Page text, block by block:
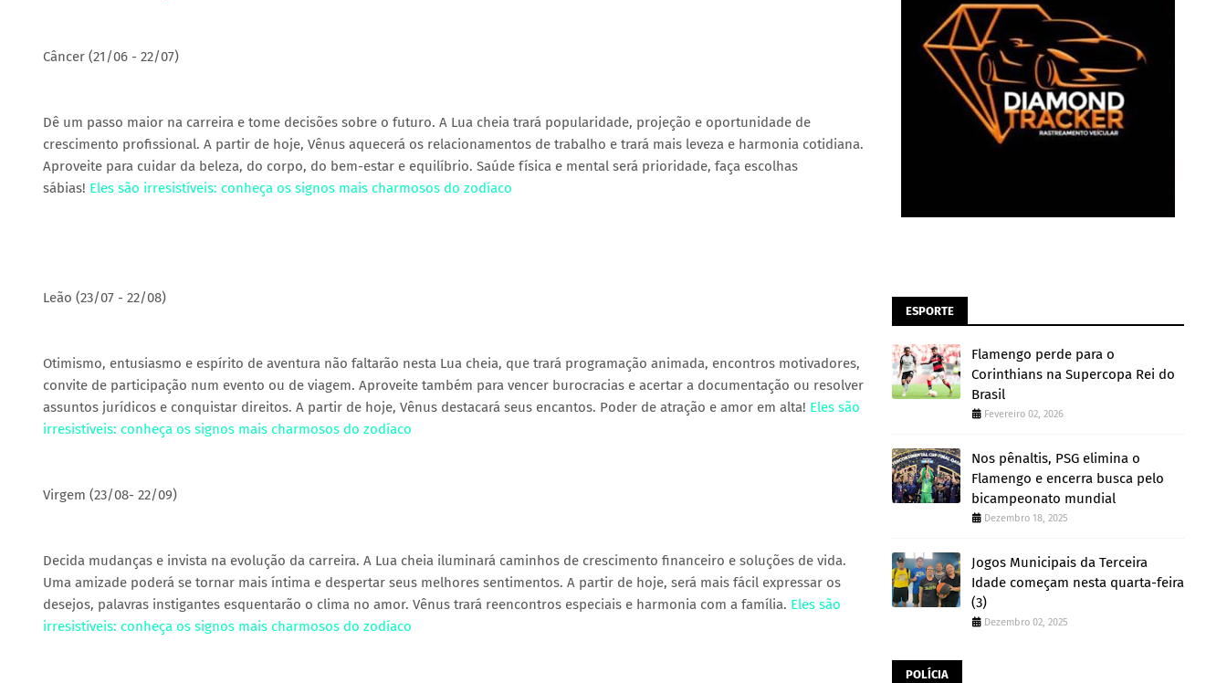
Câncer (21/06 - 22/07)
Dê um passo maior na carreira e tome decisões sobre o futuro. A Lua cheia trará popularidade, projeção e oportunidade de
crescimento profissional. A partir de hoje, Vênus aquecerá os relacionamentos de trabalho e trará mais leveza e harmonia cotidiana.
Aproveite para cuidar da beleza, do corpo, do bem-estar e equilíbrio. Saúde física e mental será prioridade, faça escolhas
sábias! Eles são irresistíveis: conheça os signos mais charmosos do zodíaco
Leão (23/07 - 22/08)
Otimismo, entusiasmo e espírito de aventura não faltarão nesta Lua cheia, que trará programação animada, encontros motivadores,
convite de participação num evento ou de viagem. Aproveite também para vencer burocracias e acertar a documentação ou resolver
assuntos jurídicos e conquistar direitos. A partir de hoje, Vênus destacará seus encantos. Poder de atração e amor em alta! Eles são
irresistíveis: conheça os signos mais charmosos do zodíaco
Virgem (23/08- 22/09)
Decida mudanças e invista na evolução da carreira. A Lua cheia iluminará caminhos de crescimento financeiro e soluções de vida.
Uma amizade poderá se tornar mais íntima e despertar seus melhores sentimentos. A partir de hoje, será mais fácil expressar os
desejos, palavras instigantes esquentarão o clima no amor. Vênus trará reencontros especiais e harmonia com a família. Eles são
irresistíveis: conheça os signos mais charmosos do zodíaco
ESPORTE
Flamengo perde para o
Corinthians na Supercopa Rei do
Brasil
Fevereiro 02, 2026
Nos pênaltis, PSG elimina o
Flamengo e encerra busca pelo
bicampeonato mundial
Dezembro 18, 2025
Jogos Municipais da Terceira
Idade começam nesta quarta-feira
(3)
Dezembro 02, 2025
POLÍCIA